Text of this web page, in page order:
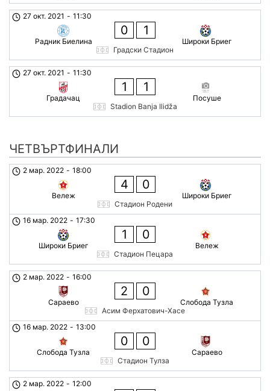
27 окт. 2021 - 11:30
Радник Биелина
0 1
Широки Бриег
Градски Стадион
27 окт. 2021 - 11:30
Градачац
1 1
Посуше
Stadion Banja Ilidža
ЧЕТВЪРТФИНАЛИ
2 мар. 2022 - 18:00
Вележ
4 0
Широки Бриег
Стадион Родени
16 мар. 2022 - 17:30
Широки Бриег
1 0
Вележ
Стадион Пецара
2 мар. 2022 - 16:00
Сараево
2 0
Слобода Тузла
Асим Ферхатович-Хасе
16 мар. 2022 - 13:00
Слобода Тузла
0 0
Сараево
Стадион Тулза
2 мар. 2022 - 12:00